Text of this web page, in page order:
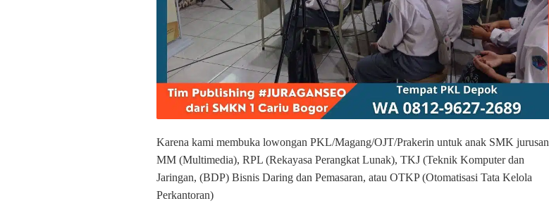
Karena kami membuka lowongan PKL/Magang/OJT/Prakerin untuk anak SMK jurusan
MM (Multimedia), RPL (Rekayasa Perangkat Lunak), TKJ (Teknik Komputer dan
Jaringan, (BDP) Bisnis Daring dan Pemasaran, atau OTKP (Otomatisasi Tata Kelola
Perkantoran)